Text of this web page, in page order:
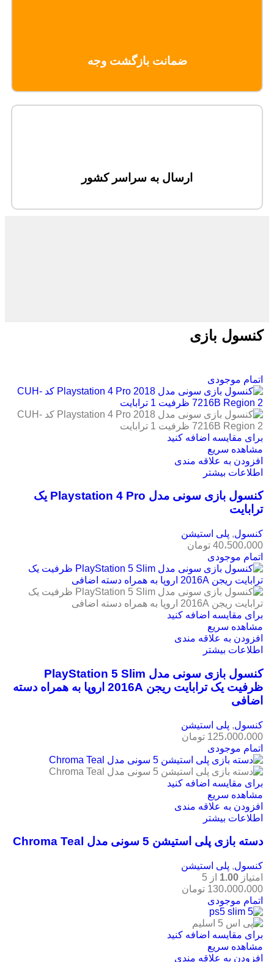
ضمانت بازگشت وجه
ارسال به سراسر کشور
کنسول بازی
اتمام موجودی
برای مقایسه اضافه کنید
مشاهده سریع
افزودن به علاقه مندی
اطلاعات بیشتر
کنسول بازی سونی مدل Playstation 4 Pro یک
ترابایت
کنسول, پلی استیشن
40،500،000 تومان
اتمام موجودی
برای مقایسه اضافه کنید
مشاهده سریع
افزودن به علاقه مندی
اطلاعات بیشتر
کنسول بازی سونی مدل PlayStation 5 Slim
ظرفیت یک ترابایت ریجن 2016A اروپا به همراه دسته
اضافی
کنسول, پلی استیشن
125،000،000 تومان
اتمام موجودی
برای مقایسه اضافه کنید
مشاهده سریع
افزودن به علاقه مندی
اطلاعات بیشتر
دسته بازی پلی استیشن 5 سونی مدل Chroma Teal
کنسول, پلی استیشن
امتیاز 1.00 از 5
130،000،000 تومان
اتمام موجودی
برای مقایسه اضافه کنید
مشاهده سریع
افزودن به علاقه مندی